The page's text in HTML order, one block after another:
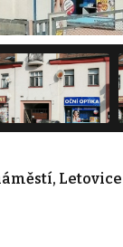
Letovice